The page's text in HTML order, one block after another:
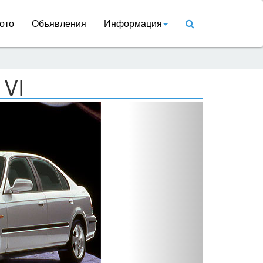
Объявления Информация